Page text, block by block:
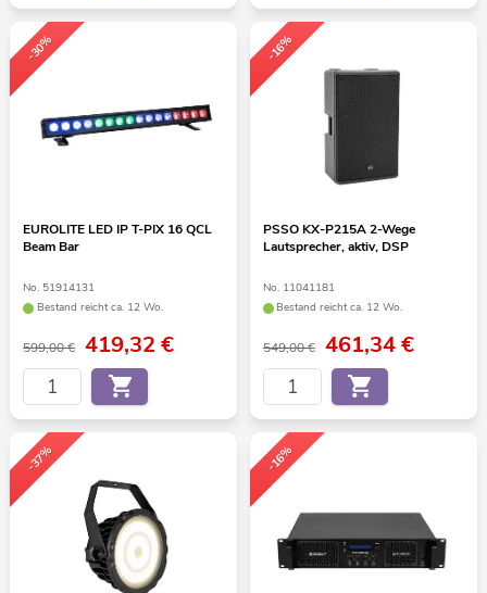
-30%
EUROLITE LED IP T-PIX 16 QCL
Beam Bar
No. 51914131
Bestand reicht ca. 12 Wo.
599,00 € 419,32€
-16%
PSSO KX-P215A 2-Wege
Lautsprecher, aktiv, DSP
No. 11041181
Bestand reicht ca. 12 Wo.
549,00 € 461,34€
-37% -16%